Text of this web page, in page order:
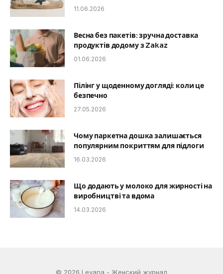
11.06.2026
Весна без пакетів: зручна доставка
продуктів додому з Zakaz
01.06.2026
Пілінг у щоденному догляді: коли це
безпечно
27.05.2026
Чому паркетна дошка залишається
популярним покриттям для підлоги
16.03.2026
Що додають у молоко для жирності на
виробництві та вдома
14.03.2026
© 2026 Leyana - Женский журнал